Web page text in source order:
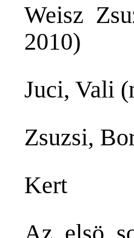
Weisz
2010)
Juci, Vali
Zsuzsi,
Kert